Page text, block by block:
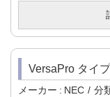
VersaPro タイ
メーカー NEC 分